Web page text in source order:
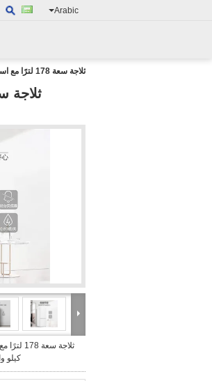
Arabic
ثلاجة سعة 178 لترًا مع استهلاك طاقة يبلغ 0.7 كيلو وات ساعة/يوم لحلول الطاقة الشمسية
كيلو